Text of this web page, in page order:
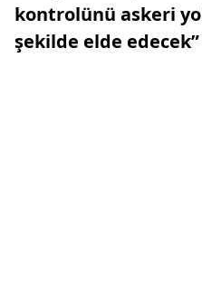
kontrolünü askeri
şekilde elde